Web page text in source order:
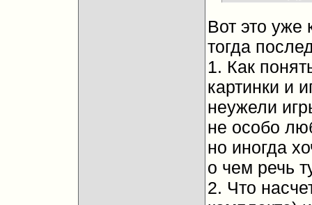
Вот это уже
тогда
1. Как
картинки и
неужели
не особо
но иногда
о чем речь
2. Что